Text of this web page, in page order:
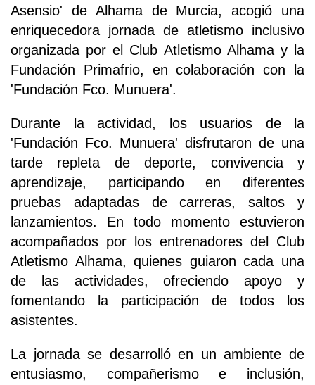
Asensio' de Alhama de Murcia, acogió una
enriquecedora jornada de atletismo inclusivo
organizada por el Club Atletismo Alhama y la
Fundación Primafrio, en colaboración con la
'Fundación Fco. Munuera'.
Durante la actividad, los usuarios de la
'Fundación Fco. Munuera' disfrutaron de una
tarde repleta de deporte, convivencia y
aprendizaje, participando en diferentes
pruebas adaptadas de carreras, saltos y
lanzamientos. En todo momento estuvieron
acompañados por los entrenadores del Club
Atletismo Alhama, quienes guiaron cada una
de las actividades, ofreciendo apoyo y
fomentando la participación de todos los
asistentes.
La jornada se desarrolló en un ambiente de
entusiasmo, compañerismo e inclusión,